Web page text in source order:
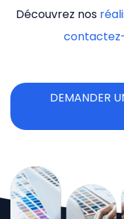
Découvrez nos
DEMANDER